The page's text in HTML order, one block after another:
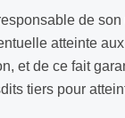
de
atteinte
et de ce fait
tiers pour